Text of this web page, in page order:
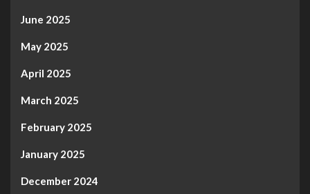
June 2025
May 2025
April 2025
March 2025
February 2025
January 2025
December 2024